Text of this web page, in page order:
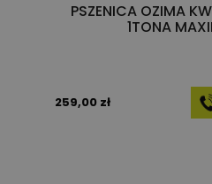
PSZENICA OZIMA
1TONA
259,00 zł